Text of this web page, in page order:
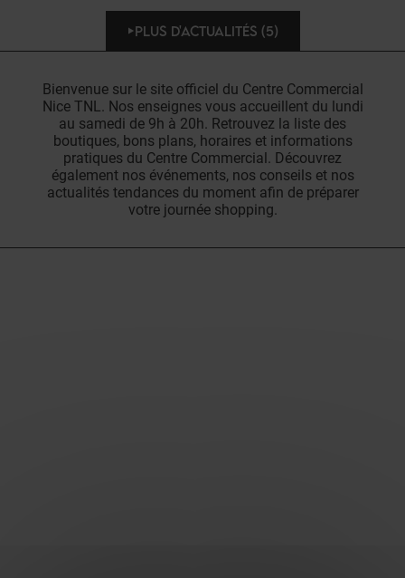
PLUS D'ACTUALITÉS (5)
Bienvenue sur le site officiel du Centre Commercial
Nice TNL. Nos enseignes vous accueillent du lundi
au samedi de 9h à 20h. Retrouvez la liste des
boutiques, bons plans, horaires et informations
pratiques du Centre Commercial. Découvrez
également nos événements, nos conseils et nos
actualités tendances du moment afin de préparer
votre journée shopping.